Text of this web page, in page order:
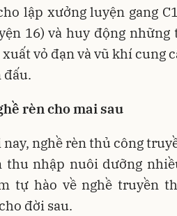
lập xưởng luyện gang
16) và huy động
xuất vỏ đạn và vũ khí cung
rèn cho mai sau
nay, nghề rèn thủ công
thu nhập nuôi dưỡng
tự hào về nghề truyền
đời sau.